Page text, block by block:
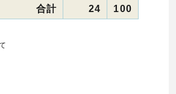
合計
24 100